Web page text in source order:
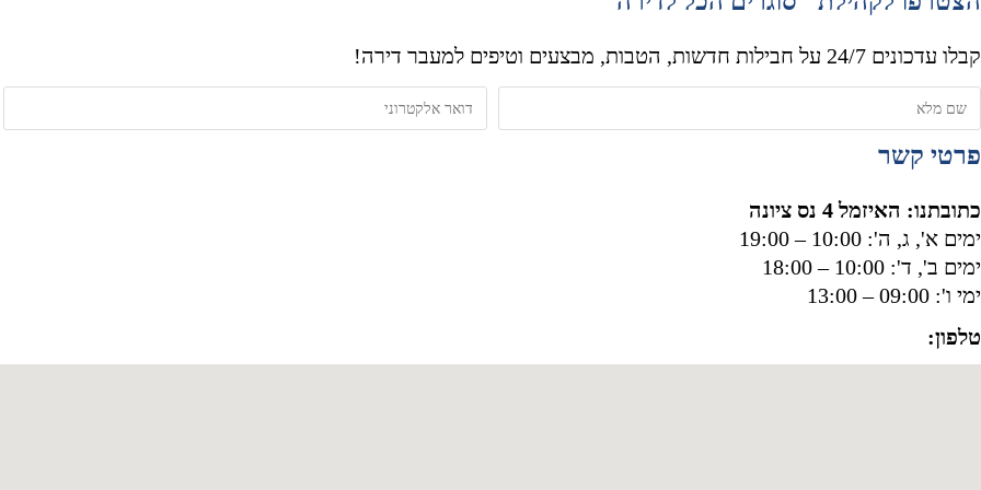
קבלו עדכונים 24/7 על חבילות חדשות, הטבות, מבצעים וטיפים למעבר דירה!
פרטי קשר
כתובתנו: האיזמל 4 נס ציונה
ימים א', ג, ה': 10:00 – 19:00
ימים ב', ד': 10:00 – 18:00
ימי ו': 09:00 – 13:00
טלפון: